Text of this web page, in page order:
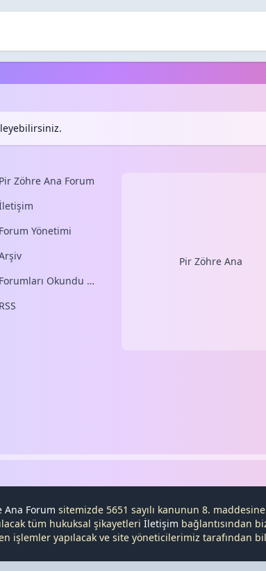
Pir Zöhre Ana Forum
Forum Yönetimi
Forumları Okundu Kabul Et
RSS
Pir Zöhre Ana
Ana Forum sitemizde 5651 sayılı kanunun 8.
tüm hukuksal şikayetleri İletişim bağlantısından
işlemler yapılacak ve site yöneticilerimiz tarafından